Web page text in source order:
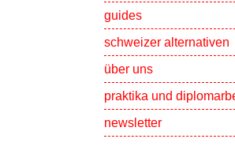
guides
schweizer alternativen
über uns
praktika und
newsletter